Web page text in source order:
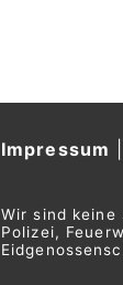
Impressum
Wir sind
Polizei,